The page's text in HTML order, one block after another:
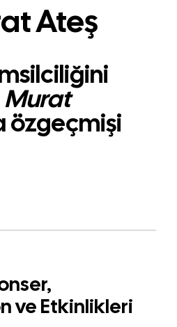
Ateş
Murat
özgeçmişi
ve Etkinlikleri